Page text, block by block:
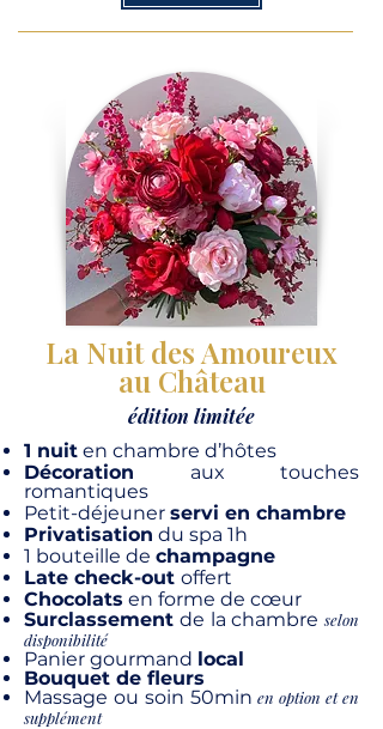
La Nuit des Amoureux
au Château
édition limitée
1 nuit en chambre d’hôtes
Décoration aux touches
romantiques
Petit-déjeuner servi en chambre
Privatisation du spa 1h
1 bouteille de champagne
Late check-out offert
Chocolats en forme de cœur
Surclassement de la chambreselon
disponibilité
Panier gourmand local
Bouquet de fleurs
Massage ou soin 50minen option et en
supplément